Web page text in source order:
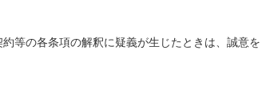
等の各条項の解釈に疑義が生じたときは、誠意